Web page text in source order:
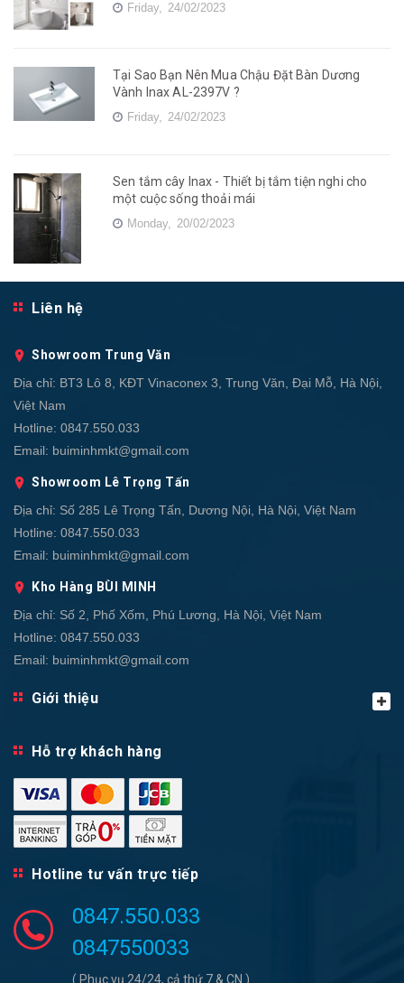
Friday, 24/02/2023
Tại Sao Bạn Nên Mua Chậu Đặt Bàn Dương
Vành Inax AL-2397V ?
Friday, 24/02/2023
Sen tắm cây Inax - Thiết bị tắm tiện nghi cho
một cuộc sống thoải mái
Monday, 20/02/2023
Liên hệ
Showroom Trung Văn
Địa chỉ: BT3 Lô 8, KĐT Vinaconex 3, Trung Văn, Đại Mỗ, Hà Nội,
Việt Nam
Hotline: 0847.550.033
Email: buiminhmkt@gmail.com
Showroom Lê Trọng Tấn
Địa chỉ: Số 285 Lê Trọng Tấn, Dương Nội, Hà Nội, Việt Nam
Hotline: 0847.550.033
Email: buiminhmkt@gmail.com
Kho Hàng BÙI MINH
Địa chỉ: Số 2, Phố Xốm, Phú Lương, Hà Nội, Việt Nam
Hotline: 0847.550.033
Email: buiminhmkt@gmail.com
Giới thiệu
Hỗ trợ khách hàng
Hotline tư vấn trực tiếp
0847.550.033
0847550033
( Phục vụ 24/24, cả thứ 7 & CN )